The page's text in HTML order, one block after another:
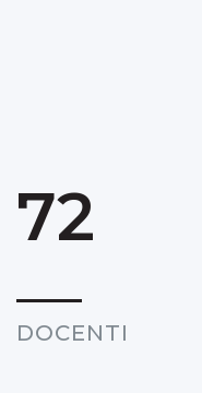
72
DOCENTI